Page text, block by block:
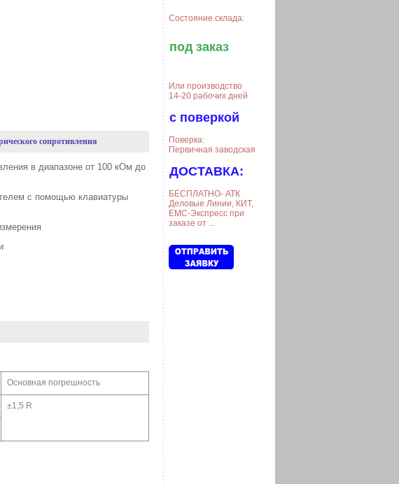
сопротивления
в диапазоне от 100 кОм до
с помощью клавиатуры
Основная погрешность
±1,5 R
Состояние склада:
под заказ
Или производство
14-20 рабочих дней
с поверкой
Поверка:
Первичная заводская
ДОСТАВКА:
БЕСПЛАТНО- АТК
Деловые Линии, КИТ,
ЕМС-Экспресс при
заказе от ...